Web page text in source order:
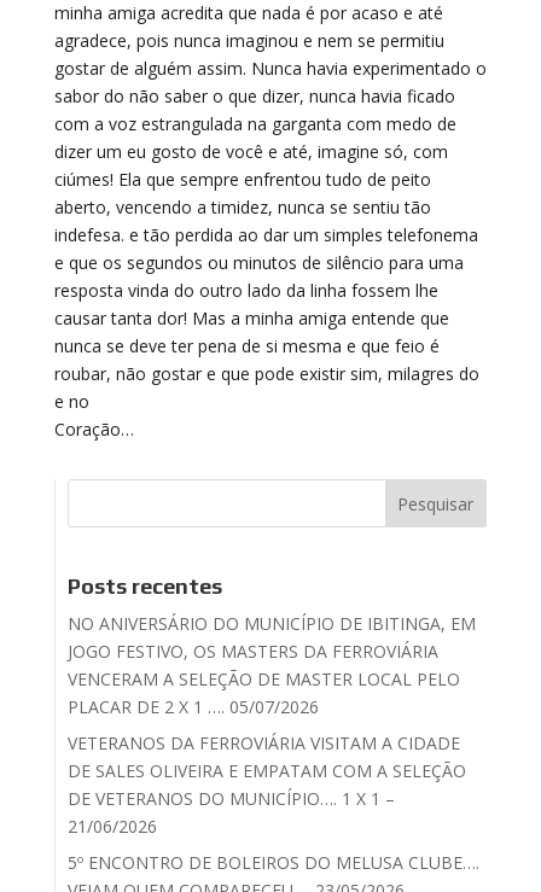
minha amiga acredita que nada é por acaso e até
agradece, pois nunca imaginou e nem se permitiu
gostar de alguém assim. Nunca havia experimentado o
sabor do não saber o que dizer, nunca havia ficado
com a voz estrangulada na garganta com medo de
dizer um eu gosto de você e até, imagine só, com
ciúmes! Ela que sempre enfrentou tudo de peito
aberto, vencendo a timidez, nunca se sentiu tão
indefesa. e tão perdida ao dar um simples telefonema
e que os segundos ou minutos de silêncio para uma
resposta vinda do outro lado da linha fossem lhe
causar tanta dor! Mas a minha amiga entende que
nunca se deve ter pena de si mesma e que feio é
roubar, não gostar e que pode existir sim, milagres do
e no
Coração…
Posts recentes
NO ANIVERSÁRIO DO MUNICÍPIO DE IBITINGA, EM
JOGO FESTIVO, OS MASTERS DA FERROVIÁRIA
VENCERAM A SELEÇÃO DE MASTER LOCAL PELO
PLACAR DE 2 X 1 …. 05/07/2026
VETERANOS DA FERROVIÁRIA VISITAM A CIDADE
DE SALES OLIVEIRA E EMPATAM COM A SELEÇÃO
DE VETERANOS DO MUNICÍPIO…. 1 X 1 –
21/06/2026
5º ENCONTRO DE BOLEIROS DO MELUSA CLUBE….